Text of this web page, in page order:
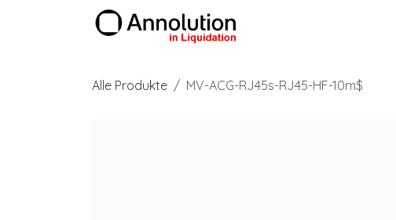
Zum Inhalt springen
Alle Produkte MV-ACG-RJ45s-RJ45-HF-10m$